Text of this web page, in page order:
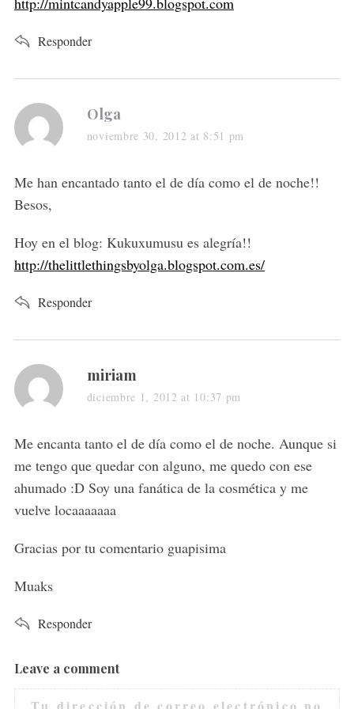
Responder
s
a
s
Olga
noviembre 30, 2012 at 8:51 pm
Me han encantado tanto el de día como el de noche!!
Besos,
Hoy en el blog: Kukuxumusu es alegría!!
http://thelittlethingsbyolga.blogspot.com.es/
Responder
s
a
s
:
miriam
diciembre 1, 2012 at 10:37 pm
Me encanta tanto el de día como el de noche. Aunque si
me tengo que quedar con alguno, me quedo con ese
ahumado :D Soy una fanática de la cosmética y me
vuelve locaaaaaaa
Gracias por tu comentario guapisima
Muaks
Responder
L
e
Leave a comment